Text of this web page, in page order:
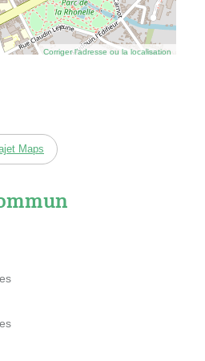
Corriger l’adresse ou la localisation
Maps